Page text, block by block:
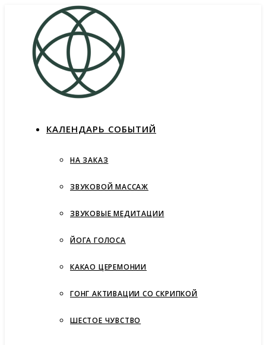
КАЛЕНДАРЬ СОБЫТИЙ
НА ЗАКАЗ
ЗВУКОВОЙ МАССАЖ
ЗВУКОВЫЕ МЕДИТАЦИИ
ЙОГА ГОЛОСА
КАКАО ЦЕРЕМОНИИ
ГОНГ АКТИВАЦИИ СО СКРИПКОЙ
ШЕСТОЕ ЧУВСТВО